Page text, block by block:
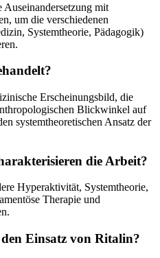
mit
um die verschiedenen
Systemtheorie, Pädagogik)
Erscheinungsbild, die
Blickwinkel auf
systemtheoretischen Ansatz der
die Arbeit?
Hyperaktivität, Systemtheorie,
Therapie und
Einsatz von Ritalin?